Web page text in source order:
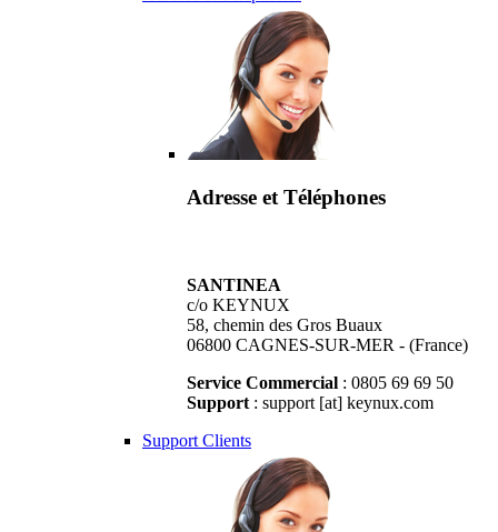
Adresse et Téléphones
SANTINEA
c/o KEYNUX
58, chemin des Gros Buaux
06800 CAGNES-SUR-MER - (France)
Service Commercial : 0805 69 69 50
Support : support [at] keynux.com
Support Clients